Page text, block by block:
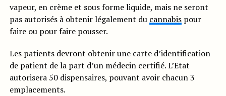
vapeur, en crème et sous forme liquide, mais ne seront
pas autorisés à obtenir légalement du cannabispour
faire ou pour faire pousser.
Les patients devront obtenir une carte d’identification
de patient de la part d’un médecin certifié. L’Etat
autorisera 50 dispensaires, pouvant avoir chacun 3
emplacements.